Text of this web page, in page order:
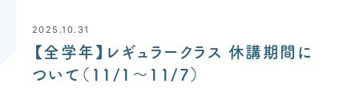
2025.10.31
【全学年】レギュラークラス 休講期間に
ついて（11/1～11/7）